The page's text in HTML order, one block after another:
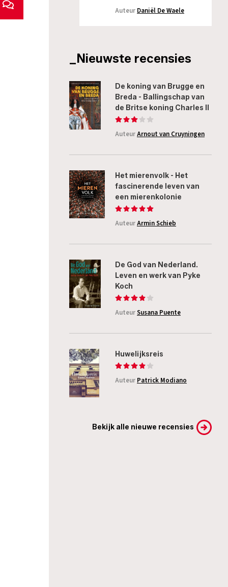
Auteur Daniël De Waele
_Nieuwste recensies
De koning van Brugge en
Breda - Ballingschap van
de Britse koning Charles II
AuteurArnout van Cruyningen
Het mierenvolk - Het
fascinerende leven van
een mierenkolonie
AuteurArmin Schieb
De God van Nederland.
Leven en werk van Pyke
Koch
AuteurSusana Puente
Huwelijksreis
Auteur Patrick Modiano
Bekijk alle nieuwe recensies